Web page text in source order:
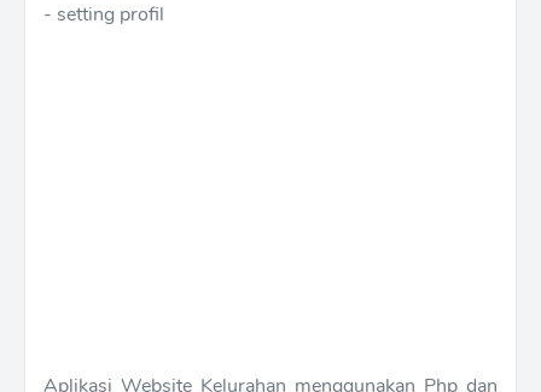
- setting profil
Aplikasi Website Kelurahan menggunakan Php dan